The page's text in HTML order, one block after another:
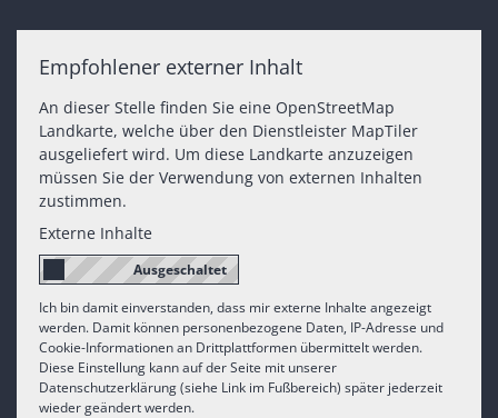
Empfohlener externer Inhalt
An dieser Stelle finden Sie eine OpenStreetMap
Landkarte, welche über den Dienstleister MapTiler
ausgeliefert wird. Um diese Landkarte anzuzeigen
müssen Sie der Verwendung von externen Inhalten
zustimmen.
Externe Inhalte
Ich bin damit einverstanden, dass mir externe Inhalte angezeigt
werden. Damit können personenbezogene Daten, IP-Adresse und
Cookie-Informationen an Drittplattformen übermittelt werden.
Diese Einstellung kann auf der Seite mit unserer
Datenschutzerklärung (siehe Link im Fußbereich) später jederzeit
wieder geändert werden.